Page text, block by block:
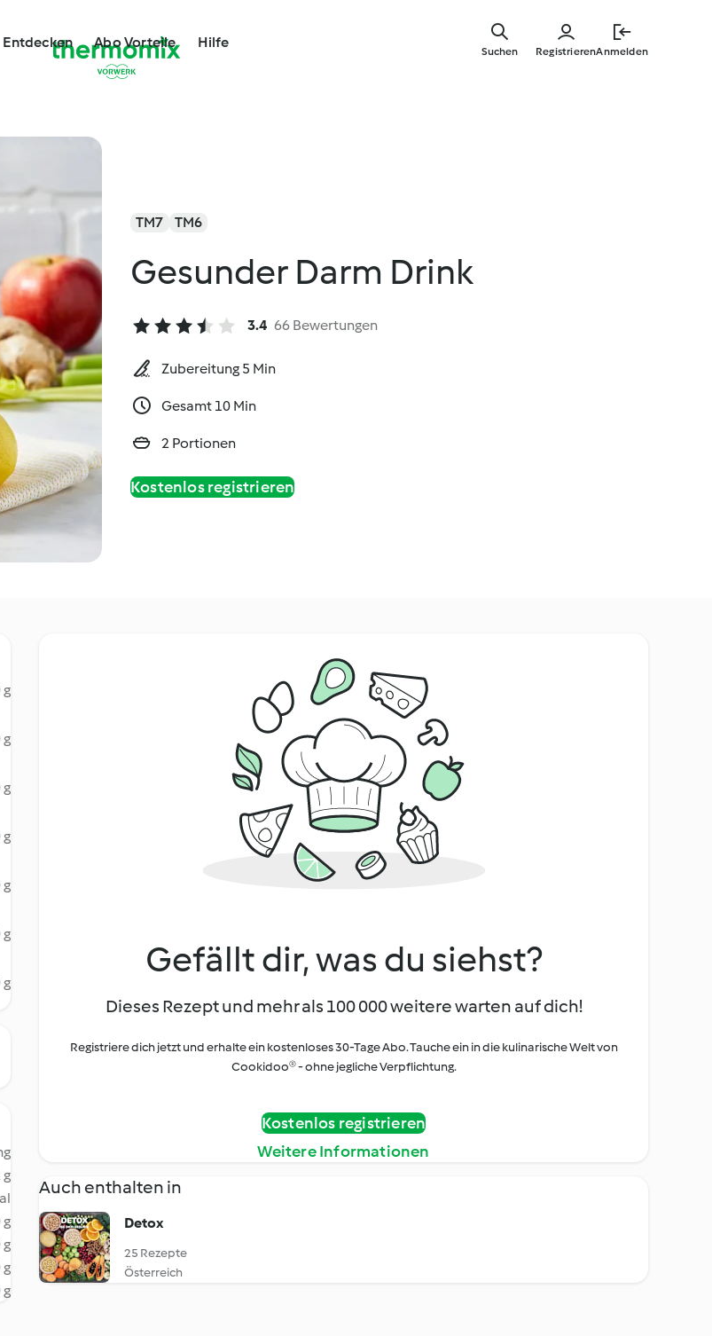
springen
Entdecken Abo Vorteile Hilfe
RegistrierenAnmelden
Suchen
TM7 TM6
Gesunder Darm Drink
3.4 66 Bewertungen
Zubereitung 5 Min
Gesamt 10 Min
2 Portionen
Kostenlos registrieren
g
g
g
g
g
g
g
g
g
g
g
g
Gefällt dir, was du siehst?
Dieses Rezept und mehr als 100 000 weitere warten auf dich!
Registriere dich jetzt und erhalte ein kostenloses 30-Tage Abo. Tauche ein in die kulinarische Welt von
Cookidoo® - ohne jegliche Verpflichtung.
Kostenlos registrieren
Weitere Informationen
Auch enthalten in
Detox
25 Rezepte
Österreich